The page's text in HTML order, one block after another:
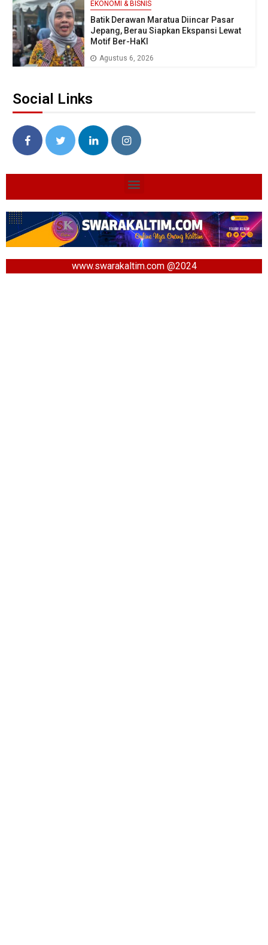
EKONOMI & BISNIS
Batik Derawan Maratua Diincar Pasar
Jepang, Berau Siapkan Ekspansi Lewat
Motif Ber-HaKI
Agustus 6, 2026
Social Links
www.swarakaltim.com @2024